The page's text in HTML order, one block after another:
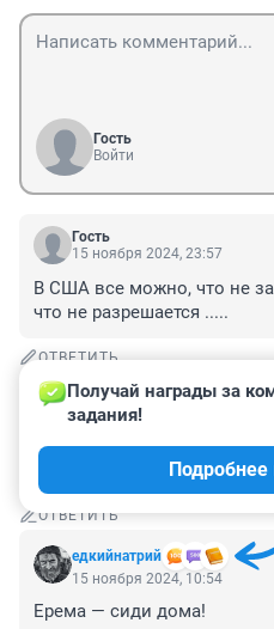
Гость
Войти
Гость
15 ноября 2024, 23:57
В США все можно, что не
что не разрешается .....
ОТВЕТИТЬ
Гость
15 ноября 2024, 12:28
Там только богатые
билет миллион, с них не
ОТВЕТИТЬ
едкийнатрий
Получай награды за
задания!
15 ноября 2024, 10:54
Ерема — сиди дома!